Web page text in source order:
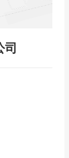
司